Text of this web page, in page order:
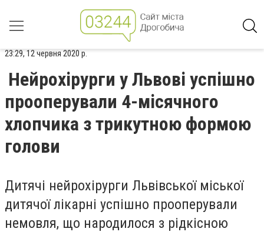
23:29, 12 червня 2020 р.
Нейрохірурги у Львові успішно
прооперували 4-місячного
хлопчика з трикутною формою
голови
Дитячі нейрохірурги Львівської міської
дитячої лікарні успішно прооперували
немовля, що народилося з рідкісною